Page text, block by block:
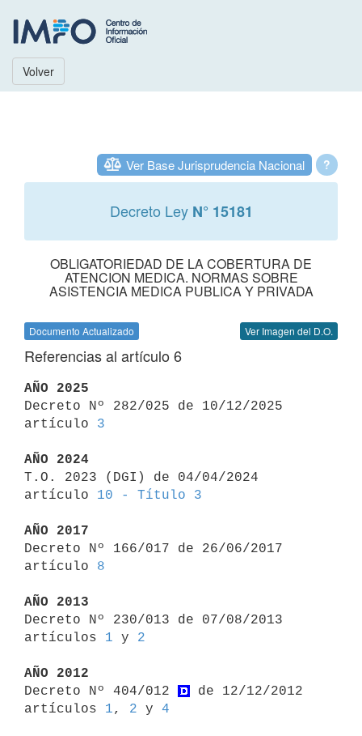
Volver
?
Ver Base Jurisprudencia Nacional
Decreto Ley N° 15181
OBLIGATORIEDAD DE LA COBERTURA DE
ATENCION MEDICA. NORMAS SOBRE
ASISTENCIA MEDICA PUBLICA Y PRIVADA
Documento Actualizado Ver Imagen del D.O.
Referencias al artículo 6
AÑO 2025
Decreto Nº 282/025 de 10/12/2025
artículo 3
AÑO 2024
T.O. 2023 (DGI) de 04/04/2024
artículo 10 - Título 3
AÑO 2017
Decreto Nº 166/017 de 26/06/2017
artículo 8
AÑO 2013
Decreto Nº 230/013 de 07/08/2013
artículos 1 y 2
AÑO 2012
Decreto Nº 404/012
de 12/12/2012
artículos 1, 2 y 4